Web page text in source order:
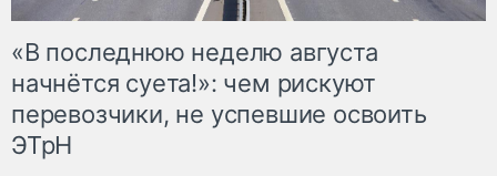
«В последнюю неделю августа
начнётся суета!»: чем рискуют
перевозчики, не успевшие освоить
ЭТрН